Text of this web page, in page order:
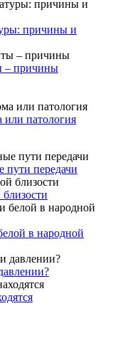
причины и
– причины
патология
пути передачи
в народной